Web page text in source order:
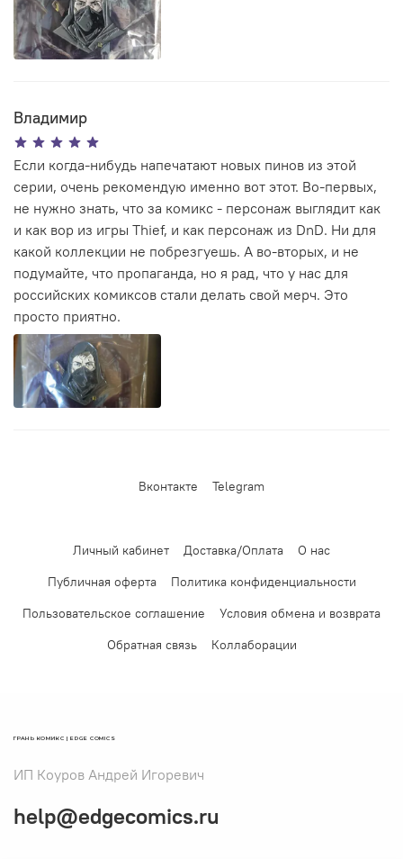
Владимир
Если когда-нибудь напечатают новых пинов из этой
серии, очень рекомендую именно вот этот. Во-первых,
не нужно знать, что за комикс - персонаж выглядит как
и как вор из игры Thief, и как персонаж из DnD. Ни для
какой коллекции не побрезгуешь. А во-вторых, и не
подумайте, что пропаганда, но я рад, что у нас для
российских комиксов стали делать свой мерч. Это
просто приятно.
Вконтакте Telegram
Личный кабинет Доставка/Оплата
О нас
Публичная оферта
Политика конфиденциальности
Пользовательское соглашение
Условия обмена и возврата
Обратная связь
Коллаборации
ГРАНЬ КОМИКС | EDGE COMICS
ИП Коуров Андрей Игоревич
help@edgecomics.ru